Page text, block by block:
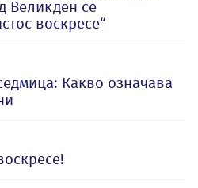
Великден се
воскресе“
Какво означава